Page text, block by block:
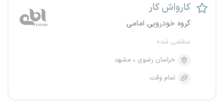
کارواش کار
گروه خودرویی امامی
منقضی شده
خراسان رضوی
مشهد
تمام وقت